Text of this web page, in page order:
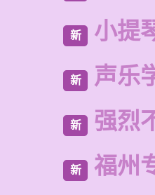
新 小提
新 声乐
新 强烈
新 福州